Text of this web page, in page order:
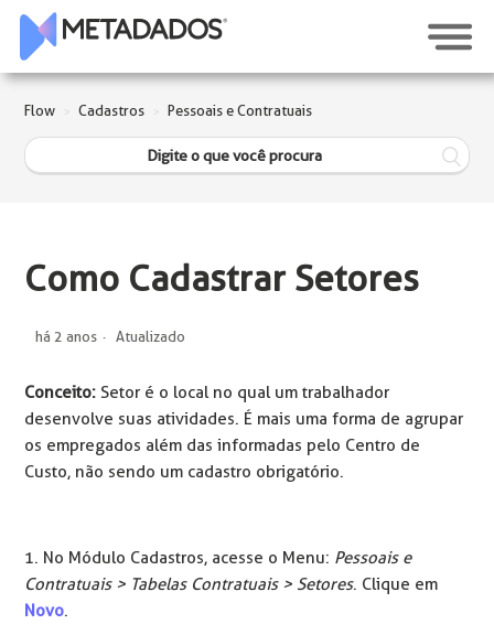
Flow Cadastros Pessoais e Contratuais
Como Cadastrar Setores
há 2 anos Atualizado
Conceito: Setor é o local no qual um trabalhador
desenvolve suas atividades. É mais uma forma de agrupar
os empregados além das informadas pelo Centro de
Custo, não sendo um cadastro obrigatório.
1. No Módulo Cadastros, acesse o Menu: Pessoais e
Contratuais > Tabelas Contratuais > Setores. Clique em
Novo.